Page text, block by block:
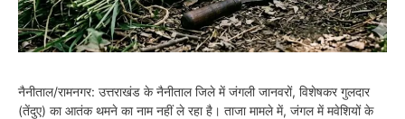
नैनीताल/रामनगर: उत्तराखंड के नैनीताल जिले में जंगली जानवरों, विशेषकर गुलदार
(तेंदुए) का आतंक थमने का नाम नहीं ले रहा है। ताजा मामले में, जंगल में मवेशियों के